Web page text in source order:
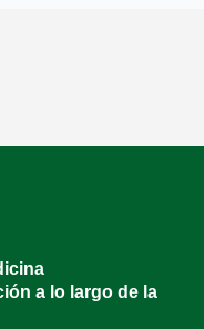
a lo largo de la